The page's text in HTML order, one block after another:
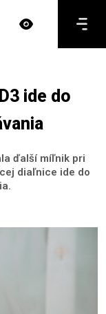
ide do
ďalší míľnik pri
diaľnice ide do